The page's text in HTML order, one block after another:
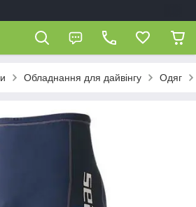
Обладнання для дайвінгу Одяг